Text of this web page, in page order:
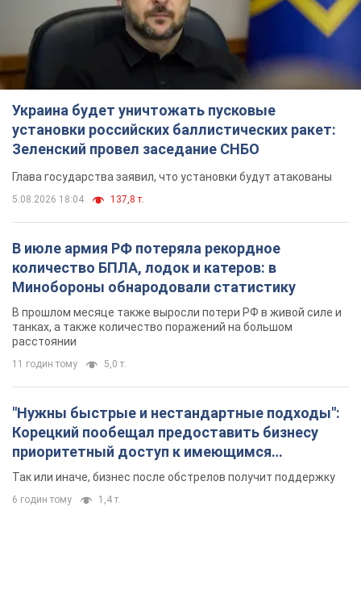
Глава государства заявил, что установки будут атакованы
5.08.2026 18:04 137,8 т.
В июле армия РФ потеряла рекордное
количество БПЛА, лодок и катеров: в
Минобороны обнародовали статистику
В прошлом месяце также выросли потери РФ в живой силе и
расстоянии
11 годин тому 5,0 т.
"Нужны быстрые и нестандартные подходы":
Корецкий пообещал предоставить бизнесу
приоритетный доступ к имеющимся
складским помещениям
Так или иначе, бизнес после обстрелов получит поддержку
6 годин тому